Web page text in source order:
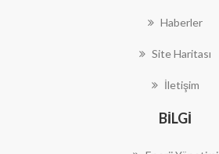
Haberler
Site Haritası
İletişim
BILGI